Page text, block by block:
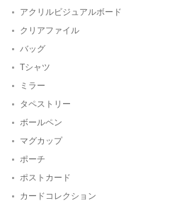
アクリルビジュアルボード
クリアファイル
バッグ
Tシャツ
ミラー
タペストリー
ボールペン
マグカップ
ポーチ
ポストカード
カードコレクション